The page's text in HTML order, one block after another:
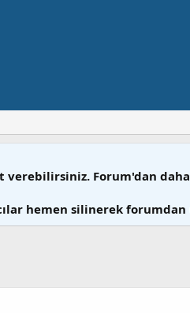
verebilirsiniz. Forum'dan
hemen silinerek forumdan